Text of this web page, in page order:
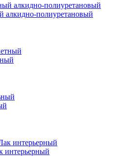
алкидно-полиуретановый
интерьерный